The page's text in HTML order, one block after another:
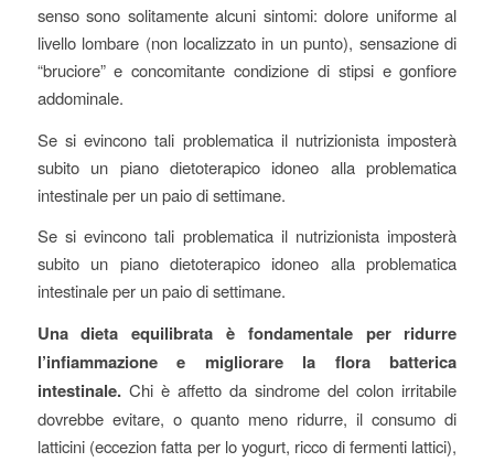
senso sono solitamente alcuni sintomi: dolore uniforme al
livello lombare (non localizzato in un punto), sensazione di
“bruciore” e concomitante condizione di stipsi e gonfiore
addominale.
Se si evincono tali problematica il nutrizionista imposterà
subito un piano dietoterapico idoneo alla problematica
intestinale per un paio di settimane.
Se si evincono tali problematica il nutrizionista imposterà
subito un piano dietoterapico idoneo alla problematica
intestinale per un paio di settimane.
Una dieta equilibrata è fondamentale per ridurre
l’infiammazione e migliorare la flora batterica
intestinale.Chi è affetto da sindrome del colon irritabile
dovrebbe evitare, o quanto meno ridurre, il consumo di
latticini (eccezion fatta per lo yogurt, ricco di fermenti lattici),